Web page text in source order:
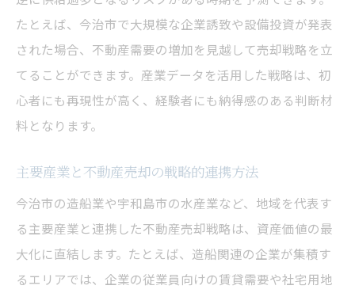
たとえば、今治市で大規模な企業誘致や設備投資が発表
された場合、不動産需要の増加を見越して売却戦略を立
てることができます。産業データを活用した戦略は、初
心者にも再現性が高く、経験者にも納得感のある判断材
料となります。
主要産業と不動産売却の戦略的連携方法
今治市の造船業や宇和島市の水産業など、地域を代表す
る主要産業と連携した不動産売却戦略は、資産価値の最
大化に直結します。たとえば、造船関連の企業が集積す
るエリアでは、企業の従業員向けの賃貸需要や社宅用地